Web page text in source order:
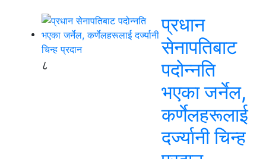
८
प्रधान
सेनापतिबाट
पदोन्नति
भएका जर्नेल,
कर्णेलहरूलाई
दर्ज्यानी चिन्ह